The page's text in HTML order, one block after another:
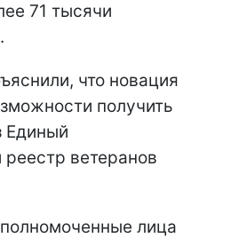
71 тысячи
что новация
получить
Единый
ветеранов
лица